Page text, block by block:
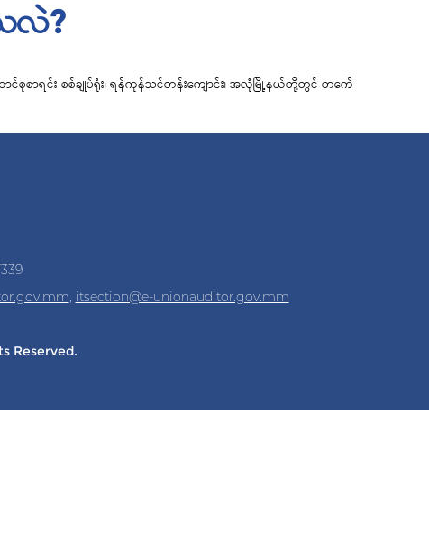
လဲ?
ာင်စုစာရင်း စစ်ချုပ်ရုံး၊ ရန်ကုန်သင်တန်းကျောင်း၊ အလုံမြို့နယ်တို့တွင် တက်ေ
, itsection@e-unionauditor.gov.mm
Reserved.